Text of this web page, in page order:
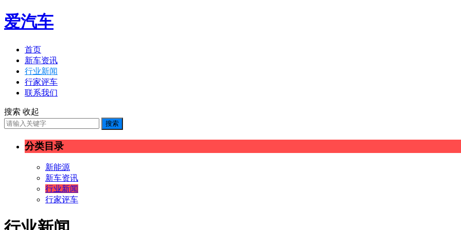
爱汽车
首页
新车资讯
行业新闻
行家评车
联系我们
搜索 收起
搜索
分类目录
新能源
新车资讯
行业新闻
行家评车